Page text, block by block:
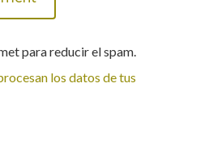
para reducir el spam.
los datos de tus